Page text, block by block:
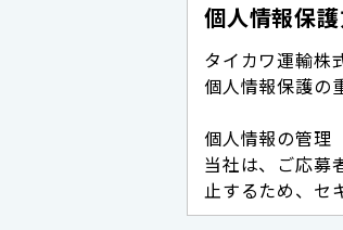
個人情報保
タイカワ運輸株
個人情報保護の
個人情報の管理
当社は、ご応募
止するため、セ
情報の厳重な管